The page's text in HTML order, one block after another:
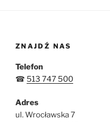
ZNAJDŹ NAS
Telefon
☎ 513 747 500
Adres
ul. Wrocławska 7